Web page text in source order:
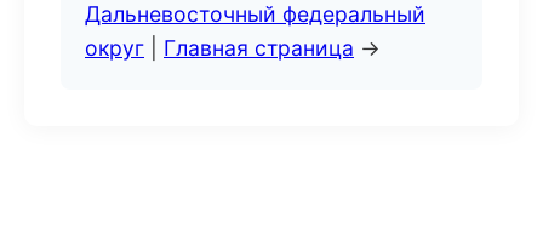
Дальневосточный федеральный
округ
Главная страница →